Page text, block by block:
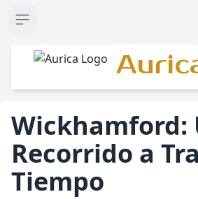
Open sidebar
Wickhamford:
Recorrido a
Tiempo